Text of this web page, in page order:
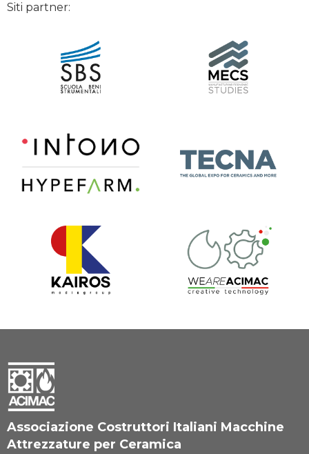
Siti partner:
Associazione Costruttori Italiani Macchine
Attrezzature per Ceramica